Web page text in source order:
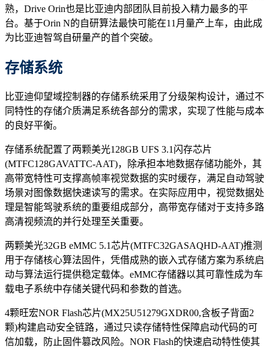
熟，Drive Orin也是比亚迪内部团队目前投入精力最多的平
台。基于Orin N的自研算法最快可能在11月量产上车，由此成
为比亚迪智驾自研量产的首个突破。
存储系统
比亚迪仰望域控制器的存储系统采用了分级架构设计，通过不
同特性的存储介质满足系统各部分的需求，实现了性能与成本
的良好平衡。
存储系统配置了两颗美光128GB UFS 3.1闪存芯片
(MTFC128GAVATTC-AAT)，除承担本地数据存储功能外，其
高带宽特性可支撑高帧率视觉数据的实时缓存，满足自动驾驶
场景对图像数据快速读写的需求。在实际应用中，视觉数据处
理是智能驾驶系统的重要组成部分，高带宽存储对于支持多路
高清视频流的并行处理至关重要。
两颗美光32GB eMMC 5.1芯片(MTFC32GASAQHD-AAT)推测
用于存储核心算法固件，凭借成熟的嵌入式存储方案为系统启
动与算法运行提供稳定载体。eMMC存储器以其可靠性成为车
载电子系统中存储关键代码和参数的首选。
4颗旺宏NOR Flash芯片(MX25U51279GXDR00,含板子背面2
颗)构建启动安全链路，通过只读存储特性保障启动代码的可
信加载，防止固件篡改风险。NOR Flash的快速启动特性使其